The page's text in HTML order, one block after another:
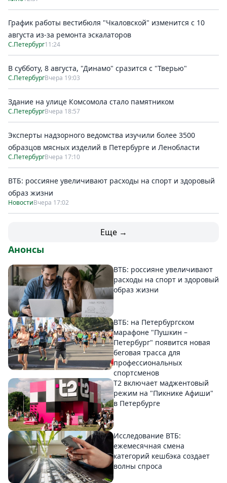
График работы вестибюля "Чкаловской" изменится с 10
августа из-за ремонта эскалаторов
С.Петербург11:24
В субботу, 8 августа, "Динамо" сразится с "Тверью"
С.ПетербургВчера 19:03
Здание на улице Комсомола стало памятником
С.ПетербургВчера 18:57
Эксперты надзорного ведомства изучили более 3500
образцов мясных изделий в Петербурге и Ленобласти
С.ПетербургВчера 17:10
ВТБ: россияне увеличивают расходы на спорт и здоровый
образ жизни
НовостиВчера 17:02
Еще →
Анонсы
ВТБ: россияне увеличивают
расходы на спорт и здоровый
образ жизни
ВТБ: на Петербургском
марафоне "Пушкин –
Петербург" появится новая
беговая трасса для
профессиональных
спортсменов
Т2 включает маджентовый
режим на "Пикнике Афиши"
в Петербурге
Исследование ВТБ:
ежемесячная смена
категорий кешбэка создает
волны спроса